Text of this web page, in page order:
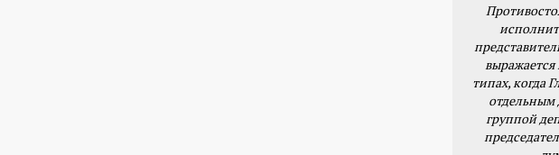
выражается
типах, когда
отдельным
группой